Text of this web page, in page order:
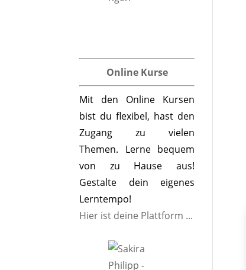
Online Kurse
Mit den Online Kursen
bist du flexibel, hast den
Zugang zu vielen
Themen. Lerne bequem
von zu Hause aus!
Gestalte dein eigenes
Lerntempo!
Hier ist deine Plattform ...